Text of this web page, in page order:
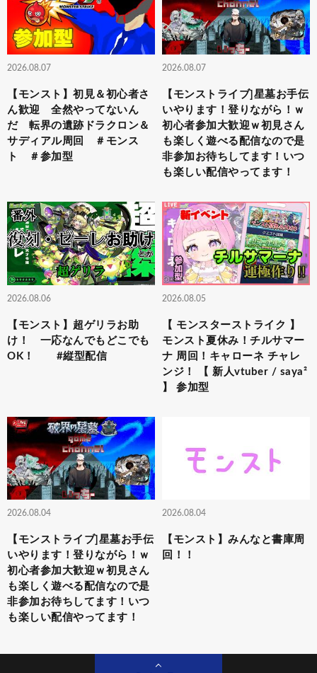
2026.08.07
【モンスト】初見＆初心者さ
ん歓迎 全然やってないん
だ 転界の遺跡ドラクロン＆
サディアル周回 ＃モンス
ト ＃参加型
2026.08.07
【モンストライブ]星墓お手伝
いやります！登りながら！ｗ
初心者参加大歓迎ｗ初見さん
も楽しく遊べる配信なので是
非参加お待ちしてます！いつ
も楽しい配信やってます！
2026.08.06
【モンスト】超ゲリラお助
け！ 一応なんでもどこでも
OK！ #縦型配信
2026.08.05
【 モンスターストライク 】
モンスト夏休み！チルサマー
ナ 周回！キャローネ チャレ
ンジ！ 【 新人vtuber / saya²
】 参加型
2026.08.04
【モンストライブ]星墓お手伝
いやります！登りながら！ｗ
初心者参加大歓迎ｗ初見さん
も楽しく遊べる配信なので是
非参加お待ちしてます！いつ
も楽しい配信やってます！
2026.08.04
【モンスト】みんなと書庫周
回！！